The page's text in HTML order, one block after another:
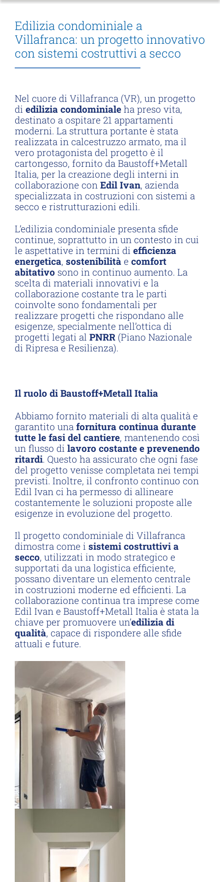
Edilizia condominiale a
Villafranca: un progetto innovativo
con sistemi costruttivi a secco
Nel cuore di Villafranca (VR), un progetto
di edilizia condominiale ha preso vita,
destinato a ospitare 21 appartamenti
moderni. La struttura portante è stata
realizzata in calcestruzzo armato, ma il
vero protagonista del progetto è il
cartongesso, fornito da Baustoff+Metall
Italia, per la creazione degli interni in
collaborazione con Edil Ivan, azienda
specializzata in costruzioni con sistemi a
secco e ristrutturazioni edili.
L’edilizia condominiale presenta sfide
continue, soprattutto in un contesto in cui
le aspettative in termini di efficienza
energetica, sostenibilità e comfort
abitativo sono in continuo aumento. La
scelta di materiali innovativi e la
collaborazione costante tra le parti
coinvolte sono fondamentali per
realizzare progetti che rispondano alle
esigenze, specialmente nell’ottica di
progetti legati al PNRR (Piano Nazionale
di Ripresa e Resilienza).
Il ruolo di Baustoff+Metall Italia
Abbiamo fornito materiali di alta qualità e
garantito una fornitura continua durante
tutte le fasi del cantiere, mantenendo così
un flusso di lavoro costante e prevenendo
ritardi. Questo ha assicurato che ogni fase
del progetto venisse completata nei tempi
previsti. Inoltre, il confronto continuo con
Edil Ivan ci ha permesso di allineare
costantemente le soluzioni proposte alle
esigenze in evoluzione del progetto.
Il progetto condominiale di Villafranca
dimostra come i sistemi costruttivi a
secco, utilizzati in modo strategico e
supportati da una logistica efficiente,
possano diventare un elemento centrale
in costruzioni moderne ed efficienti. La
collaborazione continua tra imprese come
Edil Ivan e Baustoff+Metall Italia è stata la
chiave per promuovere un’edilizia di
qualità, capace di rispondere alle sfide
attuali e future.